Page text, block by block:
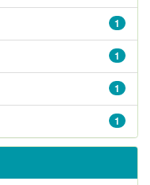
1
1
1
1